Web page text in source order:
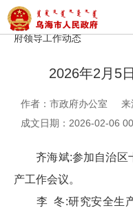
首页 >政务公开>政府办
府领导工作动态
2026年2月5
作者：市政府办公室
来
成文日期：2026-02-06
齐海斌:参加自治区
产工作会议。
李 冬:研究安全生产